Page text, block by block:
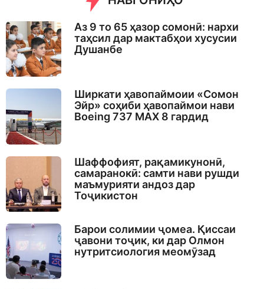
Аз 9 то 65 ҳазор сомонӣ: нархи
таҳсил дар мактабҳои хусусии
Душанбе
Ширкати ҳавопаймоии «Сомон
Эйр» соҳиби ҳавопаймои нави
Boeing 737 MAX 8 гардид
Шаффофият, рақамикунонӣ,
самаранокӣ: самти нави рушди
маъмурияти андоз дар
Тоҷикистон
Барои солимии ҷомеа. Қиссаи
ҷавони тоҷик, ки дар Олмон
нутритсиология меомӯзад